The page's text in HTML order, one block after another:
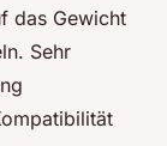
das Gewicht
Sehr